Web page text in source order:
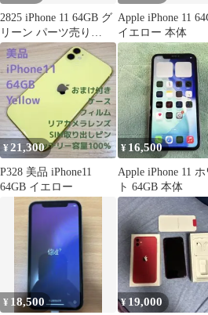
2825 iPhone 11 64GB グ
リーン パーツ売り
【ネ】
Apple iPhone 11
イエロー 本体
¥21,300
P328 美品 iPhone11
64GB イエロー
¥ 16,500
Apple iPhone 11 ホ
ト 64GB 本体
¥ 18,500 ¥ 19,000